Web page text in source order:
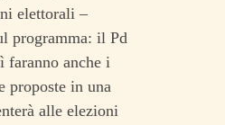
elettorali –
programma: il Pd
faranno anche i
proposte in una
alle elezioni